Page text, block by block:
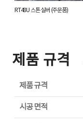
RT48U 스톤 실버 (주문품)
제품 규격
제품 규격
시공 면적